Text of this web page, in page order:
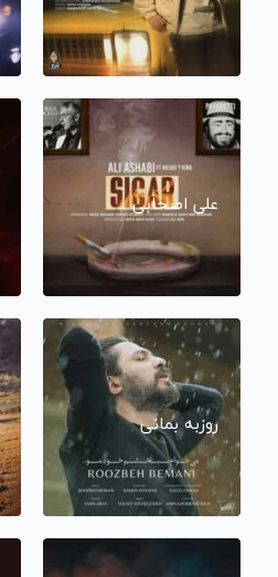
علی اصحابی
روزبه بمانی